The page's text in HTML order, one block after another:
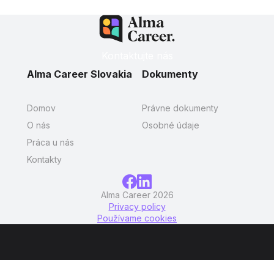
Alma Career Slovakia
Domov
O nás
Práca u nás
Kontakty
Dokumenty
Právne dokumenty
Osobné údaje
Alma Career 2026
Privacy policy
Používame cookies